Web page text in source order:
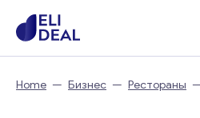
Home — Бизнес — Рестораны